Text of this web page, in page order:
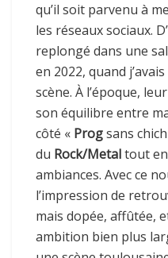
qu’il soit parvenu à
les réseaux sociaux.
replongé dans une
en 2022, quand
scène. À l’époque,
son équilibre entre
côté « Progsans
du Rock/Metaltout
ambiances. Avec ce
l’impression de
mais dopée, affûtée,
ambition bien plus